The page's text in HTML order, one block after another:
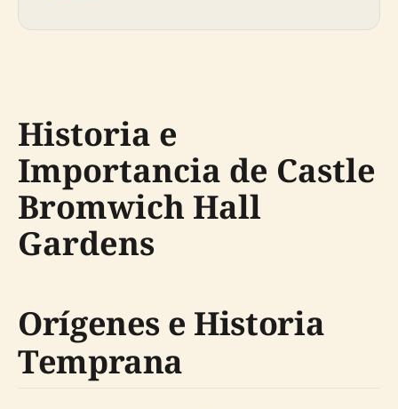
Historia e
Importancia de Castle
Bromwich Hall
Gardens
Orígenes e Historia
Temprana